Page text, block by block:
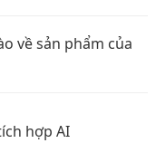
về sản phẩm của
hợp AI